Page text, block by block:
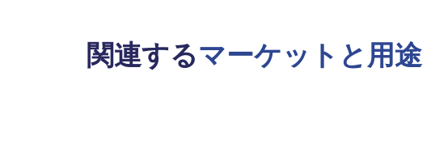
関連するマーケットと用途